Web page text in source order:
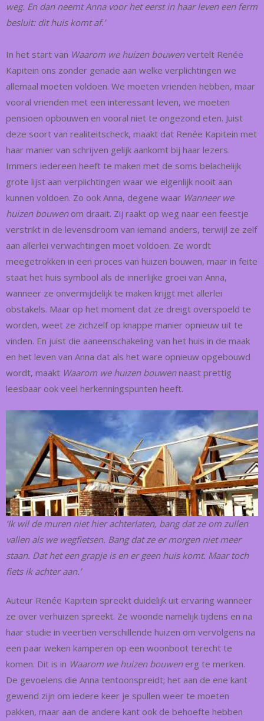
weg. En dan neemt Anna voor het eerst in haar leven een ferm
besluit: dit huis komt af.’
In het start van Waarom we huizen bouwenvertelt Renée
Kapitein ons zonder genade aan welke verplichtingen we
allemaal moeten voldoen. We moeten vrienden hebben, maar
vooral vrienden met een interessant leven, we moeten
pensioen opbouwen en vooral niet te ongezond eten. Juist
deze soort van realiteitscheck, maakt dat Renée Kapitein met
haar manier van schrijven gelijk aankomt bij haar lezers.
Immers iedereen heeft te maken met de soms belachelijk
grote lijst aan verplichtingen waar we eigenlijk nooit aan
kunnen voldoen. Zo ook Anna, degene waar Wanneer we
huizen bouwenom draait. Zij raakt op weg naar een feestje
verstrikt in de levensdroom van iemand anders, terwijl ze zelf
aan allerlei verwachtingen moet voldoen. Ze wordt
meegetrokken in een proces van huizen bouwen, maar in feite
staat het huis symbool als de innerlijke groei van Anna,
wanneer ze onvermijdelijk te maken krijgt met allerlei
obstakels. Maar op het moment dat ze dreigt overspoeld te
worden, weet ze zichzelf op knappe manier opnieuw uit te
vinden. En juist die aaneenschakeling van het huis in de maak
en het leven van Anna dat als het ware opnieuw opgebouwd
wordt, maakt Waarom we huizen bouwennaast prettig
leesbaar ook veel herkenningspunten heeft.
‘Ik wil de muren niet hier achterlaten, bang dat ze om zullen
vallen als we wegfietsen. Bang dat ze er morgen niet meer
staan. Dat het een grapje is en er geen huis komt. Maar toch
fiets ik achter aan.’
Auteur Renée Kapitein spreekt duidelijk uit ervaring wanneer
ze over verhuizen spreekt. Ze woonde namelijk tijdens en na
haar studie in veertien verschillende huizen om vervolgens na
een paar weken kamperen op een woonboot terecht te
komen. Dit is in Waarom we huizen bouwen erg te merken.
De gevoelens die Anna tentoonspreidt; het aan de ene kant
gewend zijn om iedere keer je spullen weer te moeten
pakken, maar aan de andere kant ook de behoefte hebben